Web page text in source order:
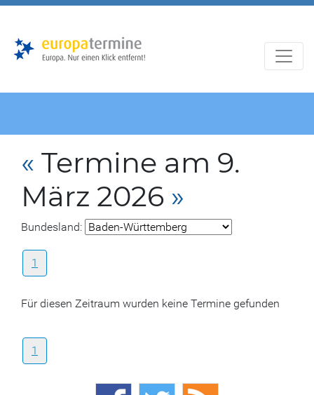
« Termine am 9.
März 2026 »
Bundesland:
1
Für diesen Zeitraum wurden keine Termine gefunden
1